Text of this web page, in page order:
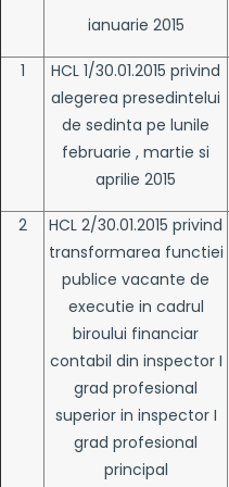
ianuarie 2015
1
HCL 1/30.01.2015 privind
alegerea presedintelui
de sedinta pe lunile
februarie , martie si
aprilie 2015
2
HCL 2/30.01.2015 privind
transformarea functiei
publice vacante de
executie in cadrul
biroului financiar
contabil din inspector I
grad profesional
superior in inspector I
grad profesional
principal